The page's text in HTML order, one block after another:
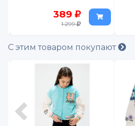
419
1 399
С этим товаром покупают